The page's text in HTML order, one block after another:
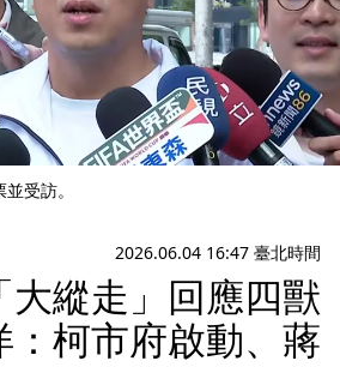
受訪。
2026.06.04 16:47 臺北時間
大縱走」回應四獸
柯市府啟動、蔣